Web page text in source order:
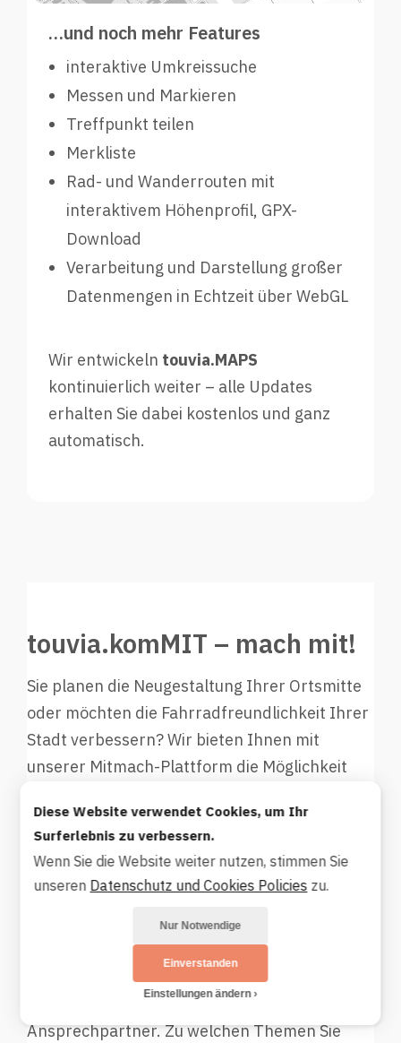
…und noch mehr Features
interaktive Umkreissuche
Messen und Markieren
Treffpunkt teilen
Merkliste
Rad- und Wanderrouten mit
interaktivem Höhenprofil, GPX-
Download
Verarbeitung und Darstellung großer
Datenmengen in Echtzeit über WebGL
Wir entwickeln touvia.MAPS
kontinuierlich weiter – alle Updates
erhalten Sie dabei kostenlos und ganz
automatisch.
touvia.komMIT – mach mit!
Sie planen die Neugestaltung Ihrer Ortsmitte
oder möchten die Fahrradfreundlichkeit Ihrer
Stadt verbessern? Wir bieten Ihnen mit
unserer Mitmach-Plattform die Möglichkeit
nur über digitale Karten Informationen bereit,
sondern ermöglichen die Teilhabe daran.
Für Bürgerbeteiligungen oder als
Mängelmelder verkürzttouvia.komMIT
Weg Ihrer Bürgerinnen und Bürger zur
zuständigen Stelle. Meldungen gelangen
dadurch bei Ihnen sofort an den richtigen
Ansprechpartner. Zu welchen Themen Sie
Diese Website verwendet Cookies, um Ihr
Surferlebnis zu verbessern.
Wenn Sie die Website weiter nutzen, stimmen Sie
unseren Datenschutz und Cookies Policies zu.
Nur Notwendige
Einverstanden
Einstellungen ändern